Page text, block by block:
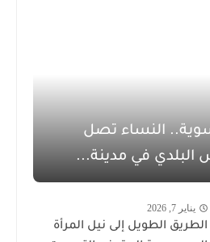
النساء تصل
في مدينة...
يناير 7, 2026
الطريق الطويل إلى نيل المرأة